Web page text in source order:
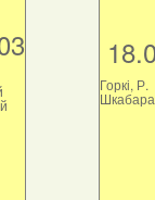
Горкі, Р.
Шкабара